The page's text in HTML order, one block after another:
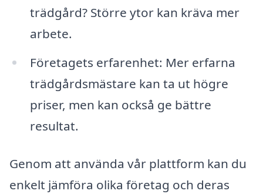
trädgård? Större ytor kan kräva mer
arbete.
Företagets erfarenhet: Mer erfarna
trädgårdsmästare kan ta ut högre
priser, men kan också ge bättre
resultat.
Genom att använda vår plattform kan du
enkelt jämföra olika företag och deras